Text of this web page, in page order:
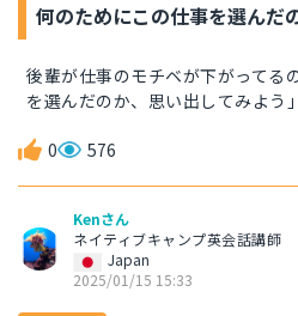
何のためにこの仕事を選んだ
後輩が仕事のモチベが下がってる
を選んだのか、思い出してみよう
0 576
Kenさん
ネイティブキャンプ英会話講師
Japan
2025/01/15 15:33